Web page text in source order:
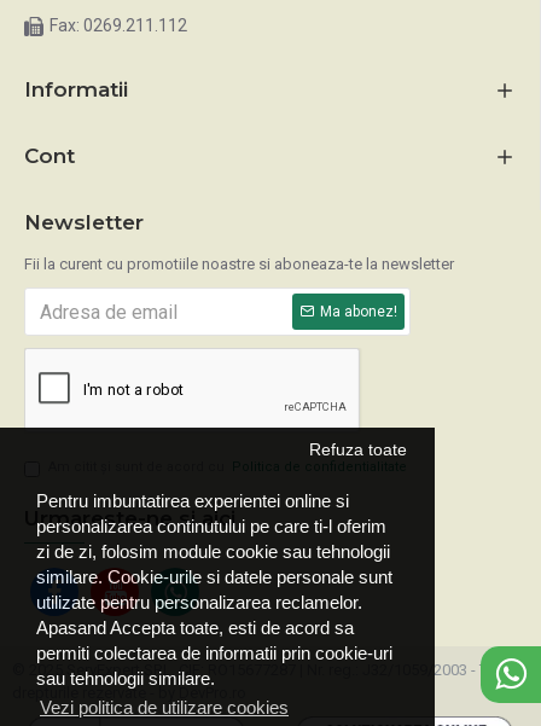
Pentru imbuntatirea experientei online si
personalizarea continutului pe care ti-l oferim
zi de zi, folosim module cookie sau tehnologii
similare. Cookie-urile si datele personale sunt
utilizate pentru personalizarea reclamelor.
Apasand Accepta toate, esti de acord sa
permiti colectarea de informatii prin cookie-uri
sau tehnologii similare.
Vezi politica de utilizare cookies
Refuza toate
Fax: 0269.211.112
Informatii
Cont
Newsletter
Fii la curent cu promotiile noastre si aboneaza-te la newsletter
Ma abonez!
Urmareste-ne si aici
© 2025 ServExpert SRL, CIF: RO15677287 | Nr. reg.: J32/1059/2003 - Toate
drepturile rezervate - by DevPro.ro